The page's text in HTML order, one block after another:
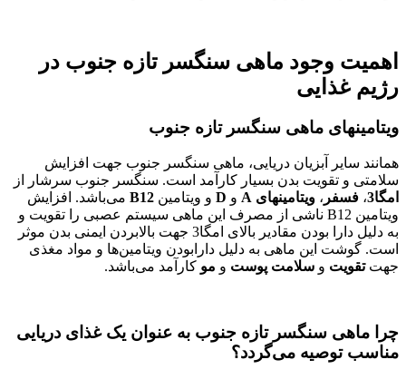
اهمیت وجود ماهی سنگسر تازه جنوب در
رژیم غذایی
ویتامینهای ماهی سنگسر تازه جنوب
همانند سایر آبزیان دریایی، ماهی سنگسر جنوب جهت افزایش
سلامتی و تقویت بدن بسیار کارآمد است. سنگسر جنوب سرشار از
امگا3 ، فسفر ، ویتامینهای A و D و ویتامین B12 می‌‌باشد. افزایش
ویتامین B12 ناشی از مصرف این ماهی سیستم عصبی را تقویت و
به دلیل دارا بودن مقادیر بالای امگا3 جهت بالابردن ایمنی بدن موثر
است. گوشت این ماهی به دلیل دارابودن ویتامین‌‌ها و مواد مغذی
جهتتقویت و سلامت پوست و مو کارآمد می‌‌باشد.
چرا ماهی سنگسر تازه جنوب به عنوان یک غذای دریایی
مناسب توصیه می‌‌گردد؟